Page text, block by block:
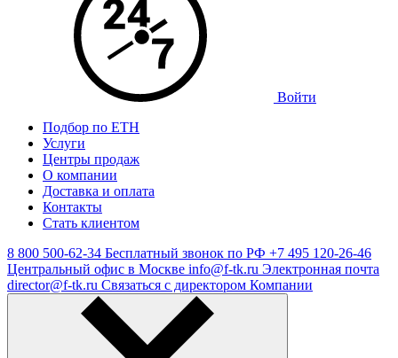
Войти
Подбор по ЕТН
Услуги
Центры продаж
О компании
Доставка и оплата
Контакты
Стать клиентом
8 800 500-62-34 Бесплатный звонок по РФ +7 495 120-26-46
Центральный офис в Москве info@f-tk.ru Электронная почта
director@f-tk.ru Связаться с директором Компании